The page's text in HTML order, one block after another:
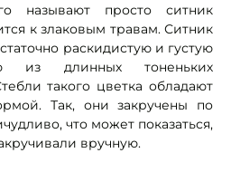
называют просто ситник
к злаковым травам. Ситник
раскидистую и густую
из длинных тоненьких
такого цветка обладают
Так, они закручены по
что может показаться,
вручную.